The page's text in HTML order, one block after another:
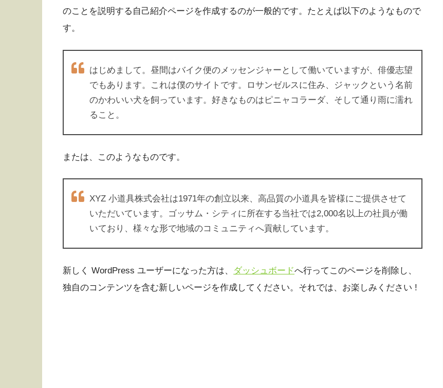
のことを説明する自己紹介ページを作成するのが一般的です。たとえば以下のようなもので
す。
はじめまして。昼間はバイク便のメッセンジャーとして働いていますが、俳優志望
でもあります。これは僕のサイトです。ロサンゼルスに住み、ジャックという名前
のかわいい犬を飼っています。好きなものはピニャコラーダ、そして通り雨に濡れ
ること。
または、このようなものです。
XYZ 小道具株式会社は1971年の創立以来、高品質の小道具を皆様にご提供させて
いただいています。ゴッサム・シティに所在する当社では2,000名以上の社員が働
いており、様々な形で地域のコミュニティへ貢献しています。
新しく WordPress ユーザーになった方は、 ダッシュボードへ行ってこのページを削除し、
独自のコンテンツを含む新しいページを作成してください。それでは、お楽しみください !